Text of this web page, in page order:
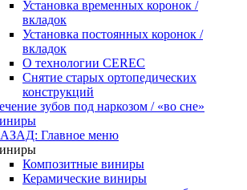
Установка временных коронок /
вкладок
Установка постоянных коронок /
вкладок
О технологии CEREC
Снятие старых ортопедических
конструкций
зубов под наркозом / «во сне»
Главное меню
Композитные виниры
Керамические виниры